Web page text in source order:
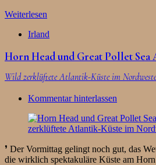
Weiterlesen
Irland
Horn Head und Great Pollet Sea
Wild zerklüftete Atlantik-Küste im
Kommentar hinterlassen
❜ Der Vormittag gelingt noch gut, das
die wirklich spektakuläre Küste am